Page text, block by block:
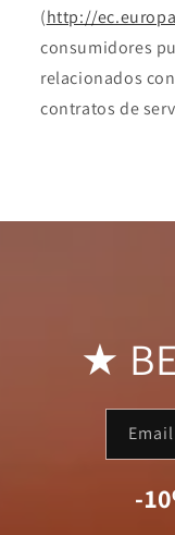
(http://
consumidores
relacionados
contratos de
★
Email
-